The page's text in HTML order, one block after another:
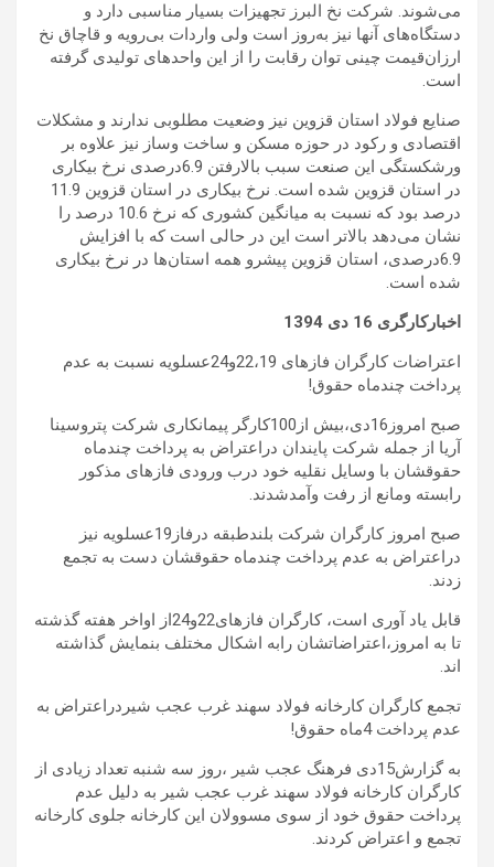
می‌شوند. شرکت نخ البرز تجهیزات بسیار مناسبی دارد و
دستگاه‌های آنها نیز به‌روز است ولی واردات بی‌رویه و قاچاق نخ
ارزان‌قیمت چینی توان رقابت را از این واحدهای تولیدی گرفته
است.
صنایع فولاد استان قزوین نیز وضعیت مطلوبی ندارند و مشکلات
اقتصادی و رکود در حوزه مسکن و ساخت ‌وساز نیز علاوه بر
ورشکستگی این صنعت سبب بالارفتن 6.9درصدی نرخ بیکاری
در استان قزوین شده است. نرخ بیکاری در استان قزوین 11.9
درصد بود که نسبت به میانگین کشوری که نرخ 10.6 درصد را
نشان می‌دهد بالاتر است این در حالی است که با افزایش
6.9درصدی، استان قزوین پیشرو همه استان‌ها در نرخ بیکاری
شده است.
اخبارکارگری 16 دی 1394
اعتراضات کارگران فازهای 22،19و24عسلویه نسبت به عدم
پرداخت چندماه حقوق!
صبح امروز16دی،بیش از100کارگر پیمانکاری شرکت پتروسینا
آریا از جمله شرکت پایندان دراعتراض به پرداخت چندماه
حقوقشان با وسایل نقلیه خود درب ورودی فازهای مذکور
رابسته ومانع از رفت وآمدشدند.
صبح امروز کارگران شرکت بلندطبقه درفاز19عسلویه نیز
دراعتراض به عدم پرداخت چندماه حقوقشان دست به تجمع
زدند.
قابل یاد آوری است، کارگران فازهای22و24از اواخر هفته گذشته
تا به امروز،اعتراضاتشان رابه اشکال مختلف بنمایش گذاشته
اند.
تجمع کارگران کارخانه فولاد سهند غرب عجب شیردراعتراض به
عدم پرداخت 4ماه حقوق!
به گزارش15دی فرهنگ عجب شیر ،روز سه شنبه تعداد زیادی از
کارگران کارخانه فولاد سهند غرب عجب شیر به دلیل عدم
پرداخت حقوق خود از سوی مسوولان این کارخانه جلوی کارخانه
تجمع و اعتراض کردند.